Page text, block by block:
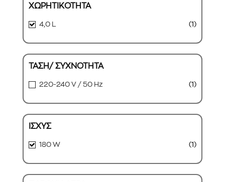
ΧΩΡΗΤΙΚΟΤΗΤΑ
4,0 L (1)
ΤΑΣΗ/ ΣΥΧΝΟΤΗΤΑ
220-240 V / 50 Hz (1)
ΙΣΧΥΣ
180 W (1)